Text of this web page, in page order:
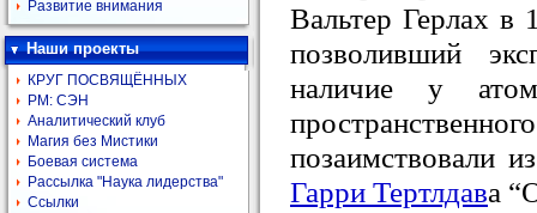
Развитие внимания
Наши проекты
КРУГ ПОСВЯЩЁННЫХ
РМ: СЭН
Аналитический клуб
Магия без Мистики
Боевая система
Рассылка "Наука лидерства"
Ссылки
Вальтер Герлах в
позволивший
наличие у
позаимствовали
Гарри Тертлдава